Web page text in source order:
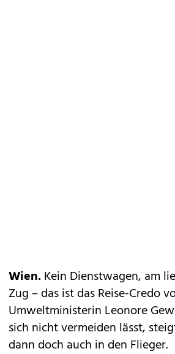
Wien.Kein Dienstwagen, am
Zug – das ist das Reise-Credo
Umweltministerin Leonore
sich nicht vermeiden lässt,
dann doch auch in den Flieger.